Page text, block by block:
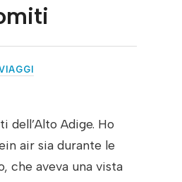
dell’Alto Adige. Ho
air sia durante le
che aveva una vista